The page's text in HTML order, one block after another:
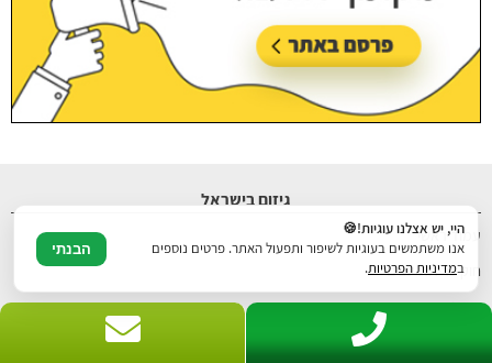
גיזום בישראל
עמוד ראשי
חוק כריתת עצים
חוק גיזום עצים
מידע מקצועי
היי, יש אצלנו עוגיות!🍪
אנו משתמשים בעוגיות לשיפור ותפעול האתר. פרטים נוספים
במדיניות הפרטיות.
הבנתי